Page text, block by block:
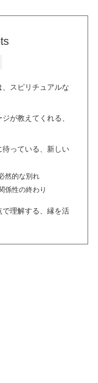
スピリチュアルな
が教えてくれる、
っている、新しい
然的な別れ
係性の終わり
で理解する、縁を活